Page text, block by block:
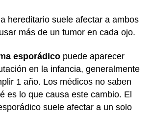
hereditario suele afectar a ambos
más de un tumor en cada ojo.
esporádico puede aparecer
en la infancia, generalmente
1 año. Los médicos no saben
es lo que causa este cambio. El
suele afectar a un solo